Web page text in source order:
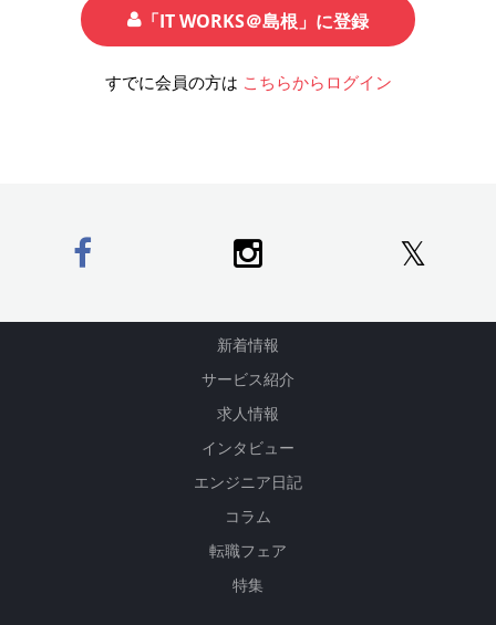
「IT WORKS＠島根」に登録
すでに会員の方は こちらからログイン
𝕏
新着情報
サービス紹介
求人情報
インタビュー
エンジニア日記
コラム
転職フェア
特集